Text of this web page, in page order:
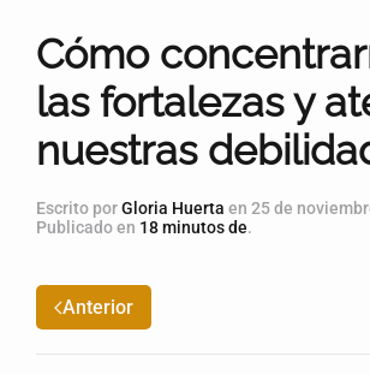
Cómo
las fortalezas y
nuestras
Escrito porGloria Huerta en 25 de
Publicado en 18 minutos de.
Anterior